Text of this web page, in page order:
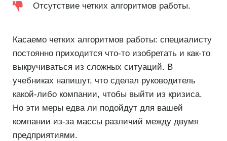
Отсутствие четких алгоритмов работы.
Касаемо четких алгоритмов работы: специалисту
постоянно приходится что-то изобретать и как-то
выкручиваться из сложных ситуаций. В
учебниках напишут, что сделал руководитель
какой-либо компании, чтобы выйти из кризиса.
Но эти меры едва ли подойдут для вашей
компании из-за массы различий между двумя
предприятиями.